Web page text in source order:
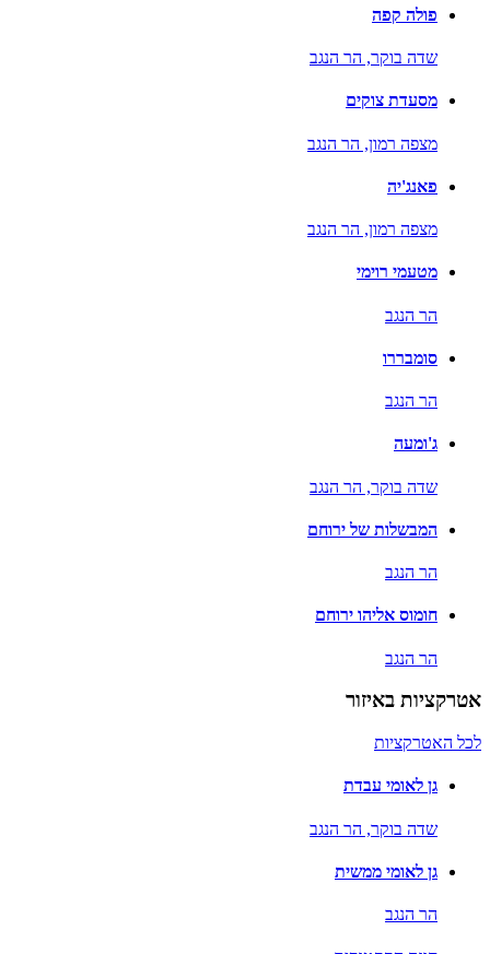
פולה קפה
שדה בוקר, הר הנגב
מסעדת צוקים
מצפה רמון, הר הנגב
פאנג'יה
מצפה רמון, הר הנגב
מטעמי רוימי
הר הנגב
סומבררו
הר הנגב
ג'ומעה
שדה בוקר, הר הנגב
המבשלות של ירוחם
הר הנגב
חומוס אליהו ירוחם
הר הנגב
אטרקציות באיזור
לכל האטרקציות
גן לאומי עבדת
שדה בוקר, הר הנגב
גן לאומי ממשית
הר הנגב